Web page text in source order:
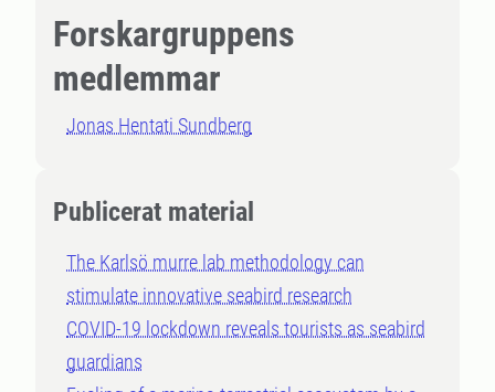
Forskargruppens
medlemmar
Jonas Hentati Sundberg
Publicerat material
The Karlsö murre lab methodology can
stimulate innovative seabird research
COVID-19 lockdown reveals tourists as seabird
guardians